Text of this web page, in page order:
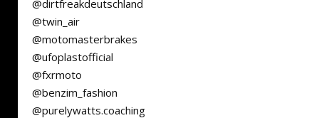
@dirtfreakdeutschland
@twin_air
@motomasterbrakes
@ufoplastofficial
@fxrmoto
@benzim_fashion
@purelywatts.coaching